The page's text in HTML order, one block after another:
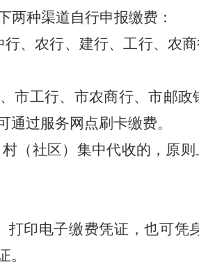
两种渠道自行申报缴费：
行、农行、建行、工行、 农
市工行、 市农商行、市邮政
通过服务网点刷卡缴费。
（社区）集中代收的，原
打印电子缴费凭证，也可凭
。